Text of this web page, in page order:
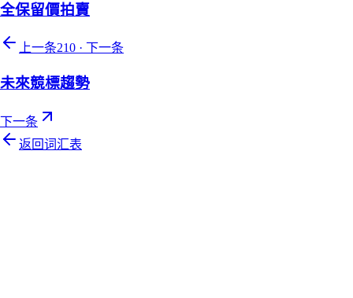
全保留價拍賣
上一条210 · 下一条
未來競標趨勢
下一条
返回词汇表